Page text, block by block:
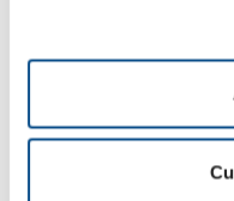
“Desde
logrado